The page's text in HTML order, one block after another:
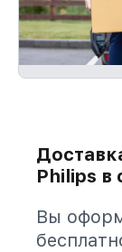
Philips в
Вы